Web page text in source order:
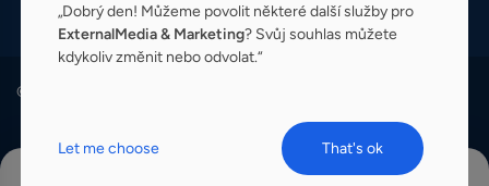
© 2026 Medalius. Všechna práva vyhrazena.
„Dobrý den! Můžeme povolit některé další služby pro
ExternalMedia & Marketing? Svůj souhlas můžete
kdykoliv změnit nebo odvolat.“
Let me choose That's ok